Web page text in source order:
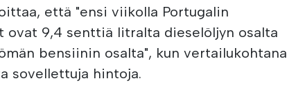
että "ensi viikolla Portugalin
ovat 9,4 senttiä litralta dieselöljyn osalta
bensiinin osalta", kun vertailukohtana
sovellettuja hintoja.